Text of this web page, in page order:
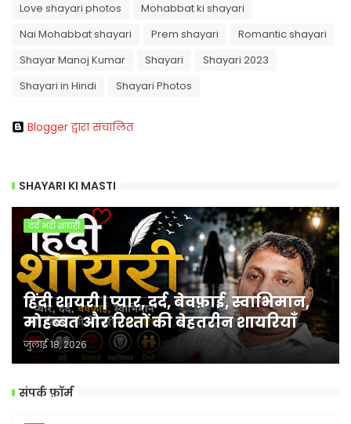
Love shayari photos
Mohabbat ki shayari
Nai Mohabbat shayari
Prem shayari
Romantic shayari
Shayar Manoj Kumar
Shayari
Shayari 2023
Shayari in Hindi
Shayari Photos
Blogger द्वारा संचालित
SHAYARI KI MASTI
दर्द भरी शायरी
हिंदी शायरी | प्यार, दर्द, बेवफ़ाई, स्वाभिमान,
मोहब्बत और रिश्तों की बेहतरीन शायरियाँ
जुलाई 18, 2026
संपर्क फ़ॉर्म